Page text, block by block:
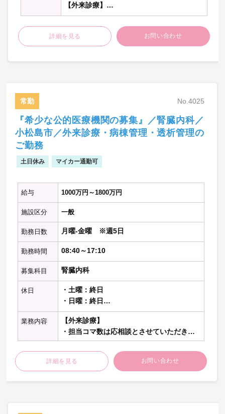
【外来診療】
・専門外来を担当
【病棟管理】
詳細を見る お問い合わせ
常勤 No.4025
『希少な公的医療機関の募集』／腎臓内科／
小松島市／外来診療・病棟管理・透析管理の
ご勤務
土日休み マイカー通勤可
給与 1000万円～1800万円
施設区分 一般
勤務日数 月曜-金曜 ※週5日
勤務時間 08:40～17:10
募集科目 腎臓内科
休日
・土曜：終日
・日曜：終日
・祝日：終日
業務内容
【外来診療】
・担当コマ数は応相談とさせていただきま
す
【病棟管理】
きます
詳細を見る お問い合わせ